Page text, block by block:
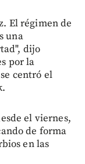
El régimen de
una
dijo
por la
centró el
el viernes,
de forma
en las